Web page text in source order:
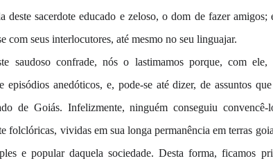
deste sacerdote educado e zeloso, o dom de fazer amigos;
com seus interlocutores, até mesmo no seu linguajar.
saudoso confrade, nós o lastimamos porque, com ele,
episódios anedóticos, e, pode-se até dizer, de assuntos
de Goiás. Infelizmente, ninguém conseguiu
folclóricas, vividas em sua longa permanência em terras
e popular daquela sociedade. Desta forma, ficamos